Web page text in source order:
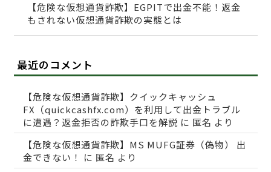
【危険な仮想通貨詐欺】EGPITで出金不能！返金
もされない仮想通貨詐欺の実態とは
最近のコメント
【危険な仮想通貨詐欺】クイックキャッシュ
FX（quickcashfx.com）を利用して出金トラブル
に遭遇？返金拒否の詐欺手口を解説 に 匿名 より
【危険な仮想通貨詐欺】MS MUFG証券（偽物） 出
金できない！
に 匿名 より